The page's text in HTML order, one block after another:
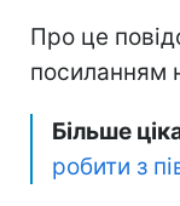
Про це
посиланням
Більше
робити з